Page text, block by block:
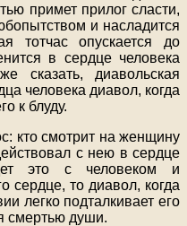
примет прилог сласти,
и насладится
тотчас опускается до
в сердце человека
сказать, диавольская
человека диавол, когда
к блуду.
кто смотрит на женщину
с нею в сердце
это с человеком и
сердце, то диавол, когда
легко подталкивает его
смертью души.